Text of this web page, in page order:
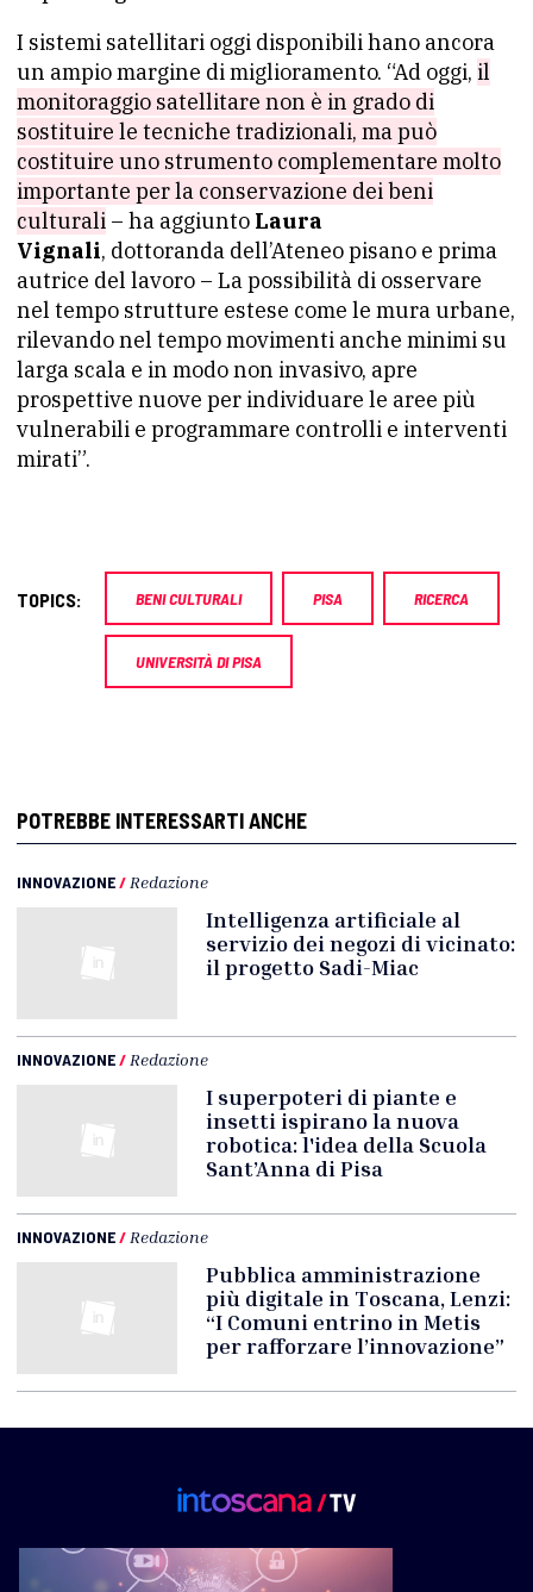
I sistemi satellitari oggi disponibili hano ancora
un ampio margine di miglioramento. “Ad oggi, il
monitoraggio satellitare non è in grado di
sostituire le tecniche tradizionali, ma può
costituire uno strumento complementare molto
importante per la conservazione dei beni
culturali – ha aggiunto Laura
Vignali, dottoranda dell’Ateneo pisano e prima
autrice del lavoro – La possibilità di osservare
nel tempo strutture estese come le mura urbane,
rilevando nel tempo movimenti anche minimi su
larga scala e in modo non invasivo, apre
prospettive nuove per individuare le aree più
vulnerabili e programmare controlli e interventi
mirati”.
TOPICS: BENI CULTURALI PISA RICERCA
UNIVERSITÀ DI PISA
POTREBBE INTERESSARTI ANCHE
INNOVAZIONE/ Redazione
Intelligenza artificiale al
servizio dei negozi di vicinato:
il progetto Sadi-Miac
INNOVAZIONE/ Redazione
I superpoteri di piante e
insetti ispirano la nuova
robotica: l'idea della Scuola
Sant’Anna di Pisa
INNOVAZIONE/ Redazione
Pubblica amministrazione
più digitale in Toscana, Lenzi:
“I Comuni entrino in Metis
per rafforzare l’innovazione”